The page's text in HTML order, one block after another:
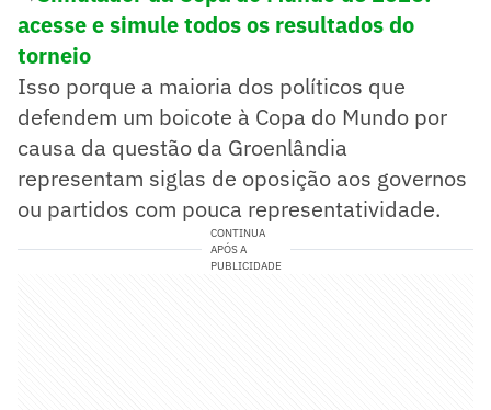
acesse e simule todos os resultados do
torneio
Isso porque a maioria dos políticos que
defendem um boicote à Copa do Mundo por
causa da questão da Groenlândia
representam siglas de oposição aos governos
ou partidos com pouca representatividade.
CONTINUA
APÓS A
PUBLICIDADE